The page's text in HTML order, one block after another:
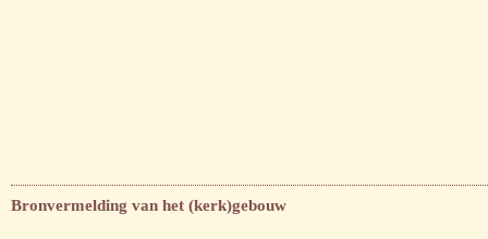
Bronvermelding van het (kerk)gebouw